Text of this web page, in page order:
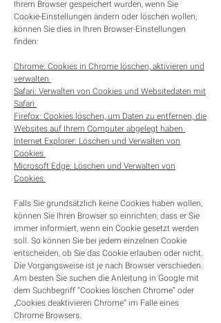
Ihrem Browser gespeichert wurden, wenn Sie
Cookie-Einstellungen ändern oder löschen wollen,
können Sie dies in Ihren Browser-Einstellungen
finden:
Chrome: Cookies in Chrome löschen, aktivieren und
verwalten
Safari: Verwalten von Cookies und Websitedaten mit
Safari
Firefox: Cookies löschen, um Daten zu entfernen, die
Websites auf Ihrem Computer abgelegt haben
Internet Explorer: Löschen und Verwalten von
Cookies
Microsoft Edge: Löschen und Verwalten von
Cookies
Falls Sie grundsätzlich keine Cookies haben wollen,
können Sie Ihren Browser so einrichten, dass er Sie
immer informiert, wenn ein Cookie gesetzt werden
soll. So können Sie bei jedem einzelnen Cookie
entscheiden, ob Sie das Cookie erlauben oder nicht.
Die Vorgangsweise ist je nach Browser verschieden.
Am besten Sie suchen die Anleitung in Google mit
dem Suchbegriff “Cookies löschen Chrome” oder
„Cookies deaktivieren Chrome“ im Falle eines
Chrome Browsers.